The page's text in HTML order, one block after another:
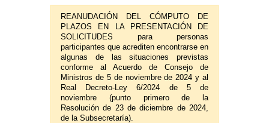
REANUDACIÓN DEL CÓMPUTO DE
PLAZOS EN LA PRESENTACIÓN DE
SOLICITUDES para personas
participantes que acrediten encontrarse en
algunas de las situaciones previstas
conforme al Acuerdo de Consejo de
Ministros de 5 de noviembre de 2024 y al
Real Decreto-Ley 6/2024 de 5 de
noviembre (punto primero de la
Resolución de 23 de diciembre de 2024,
de la Subsecretaría).